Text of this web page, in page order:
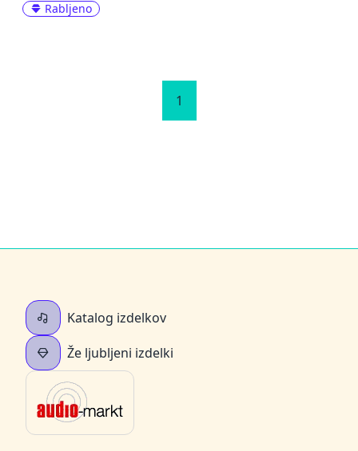
Rabljeno
1
Katalog izdelkov
Že ljubljeni izdelki